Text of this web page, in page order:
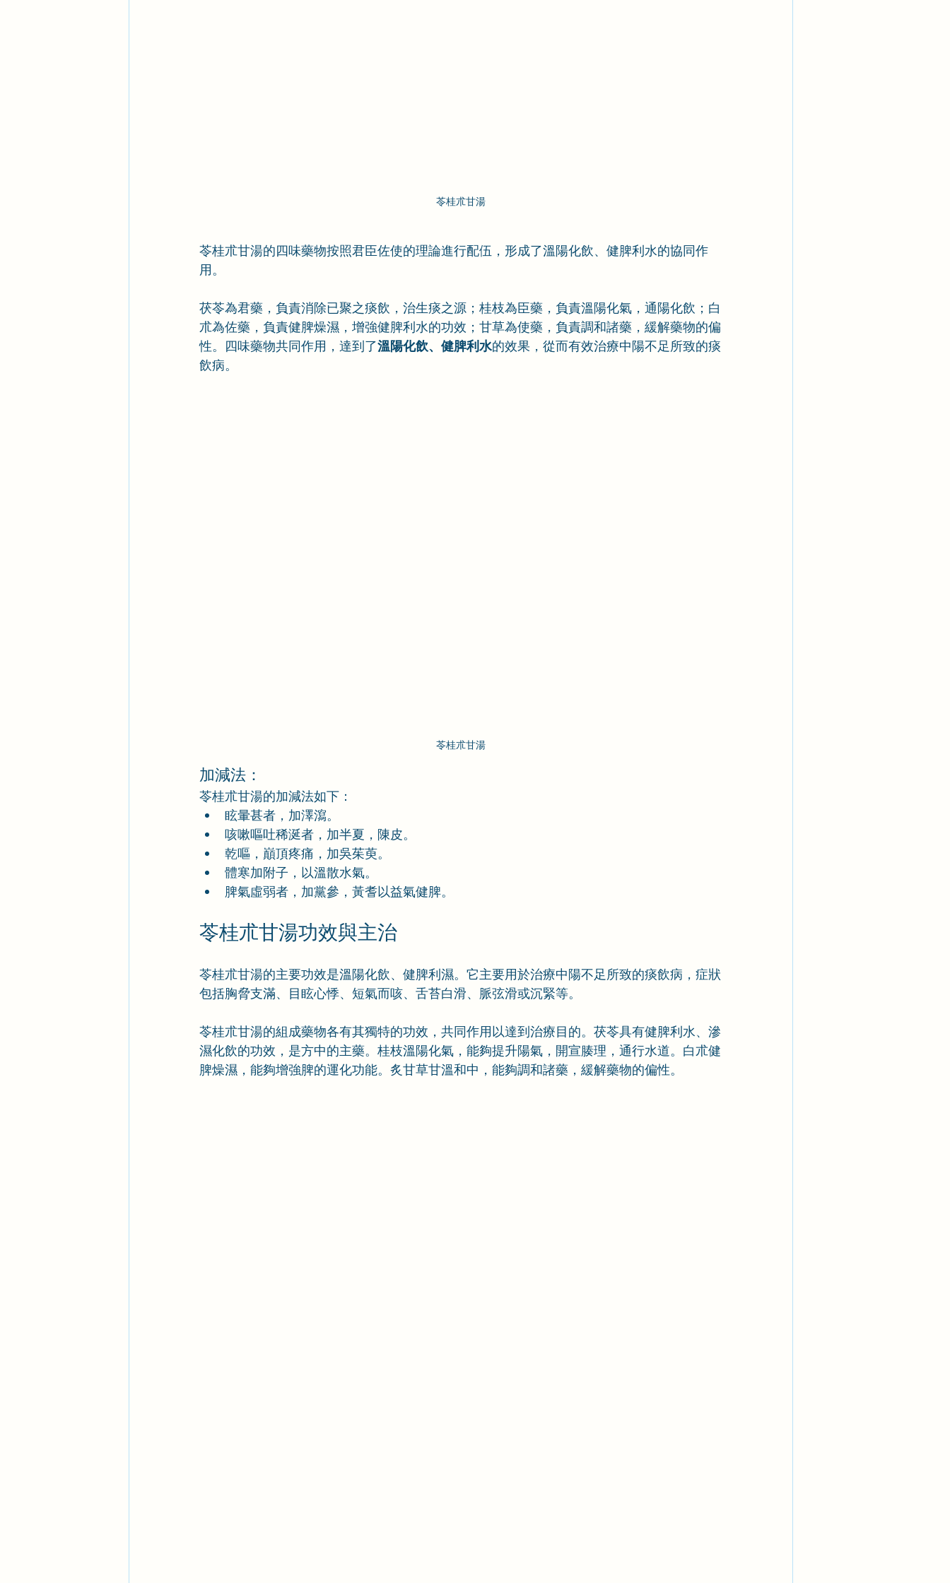
苓桂朮甘湯
苓桂朮甘湯的四味藥物按照君臣佐使的理論進行配伍，形成了溫陽化飲、健脾利水的協同作
用。
茯苓為君藥，負責消除已聚之痰飲，治生痰之源；桂枝為臣藥，負責溫陽化氣，通陽化飲；白
朮為佐藥，負責健脾燥濕，增強健脾利水的功效；甘草為使藥，負責調和諸藥，緩解藥物的偏
性。四味藥物共同作用，達到了溫陽化飲、健脾利水的效果，從而有效治療中陽不足所致的痰
飲病。
苓桂朮甘湯
加減法：
苓桂朮甘湯的加減法如下：
眩暈甚者，加澤瀉。
咳嗽嘔吐稀涎者，加半夏，陳皮。
乾嘔，巔頂疼痛，加吳茱萸。
體寒加附子，以溫散水氣。
脾氣虛弱者，加黨參，黃耆以益氣健脾。
苓桂朮甘湯功效與主治
苓桂朮甘湯的主要功效是溫陽化飲、健脾利濕。它主要用於治療中陽不足所致的痰飲病，症狀
包括胸脅支滿、目眩心悸、短氣而咳、舌苔白滑、脈弦滑或沉緊等。
苓桂朮甘湯的組成藥物各有其獨特的功效，共同作用以達到治療目的。茯苓具有健脾利水、滲
濕化飲的功效，是方中的主藥。桂枝溫陽化氣，能夠提升陽氣，開宣腠理，通行水道。白朮健
脾燥濕，能夠增強脾的運化功能。炙甘草甘溫和中，能夠調和諸藥，緩解藥物的偏性。